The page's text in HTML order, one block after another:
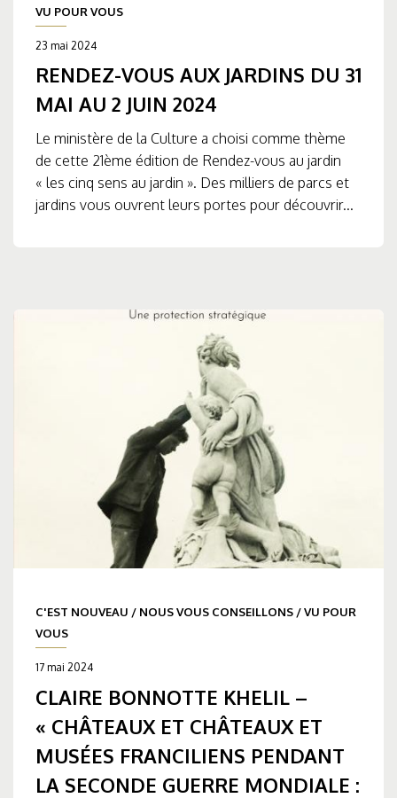
VU POUR VOUS
23 mai 2024
RENDEZ-VOUS AUX JARDINS DU 31
MAI AU 2 JUIN 2024
Le ministère de la Culture a choisi comme thème
de cette 21ème édition de Rendez-vous au jardin
« les cinq sens au jardin ». Des milliers de parcs et
jardins vous ouvrent leurs portes pour découvrir...
C'EST NOUVEAU / NOUS VOUS CONSEILLONS /VU POUR
VOUS
17 mai 2024
CLAIRE BONNOTTE KHELIL –
« CHÂTEAUX ET CHÂTEAUX ET
MUSÉES FRANCILIENS PENDANT
LA SECONDE GUERRE MONDIALE :